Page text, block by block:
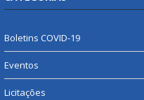
Boletins COVID-19
Eventos
Licitações